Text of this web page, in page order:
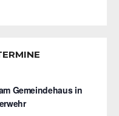
Gemeindehaus in